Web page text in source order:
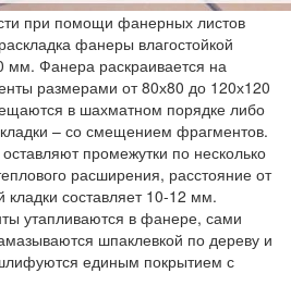
при помощи фанерных листов
фанеры влагостойкой
мм. Фанера раскраивается на
размерами от 80х80 до 120х120
в шахматном порядке либо
– со смещением фрагментов.
промежутки по несколько
расширения, расстояние от
составляет 10-12 мм.
утапливаются в фанере, сами
шпаклевкой по дереву и
единым покрытием с